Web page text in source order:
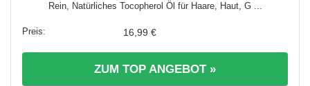
Rein, Natürliches Tocopherol Öl für Haare, Haut, G ...
16,99 €
ZUM TOP ANGEBOT »